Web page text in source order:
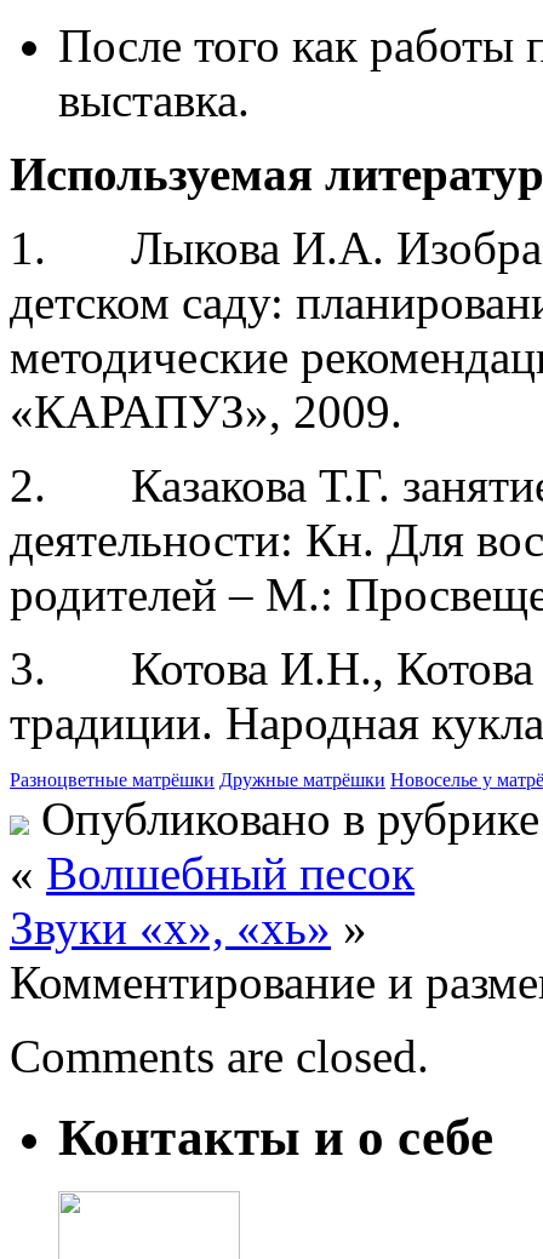
После того как работы
выставка.
Используемая
1. Лыкова И.А.
детском саду:
методические
«КАРАПУЗ», 2009.
2. Казакова Т.Г.
деятельности: Кн. Для
родителей – М.:
3. Котова И.Н., Котова
традиции. Народная
Разноцветные матрёшки Дружные матрёшки Новоселье у
Опубликовано в
« Волшебный песок
Звуки «х», «хь» »
Комментирование и
Comments are closed.
Контакты и о себе